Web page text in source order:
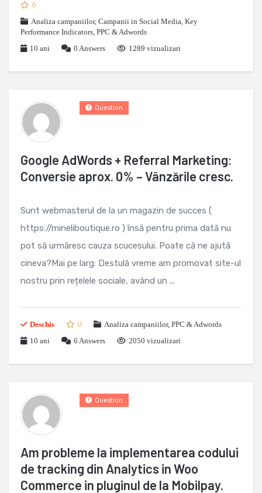
0
Analiza campaniilor, Campanii in Social Media, Key
Performance Indicators, PPC & Adwords
10 ani
0 Answers 1289 vizualizari
Google AdWords + Referral Marketing:
Conversie aprox. 0% – Vânzările cresc.
Question
Sunt webmasterul de la un magazin de succes (
https://mineliboutique.ro ) însă pentru prima dată nu
pot să urmăresc cauza scucesului. Poate că ne ajută
cineva?Mai pe larg: Destulă vreme am promovat site-ul
nostru prin rețelele sociale, având un ...
Deschis 0 Analiza campaniilor, PPC & Adwords
10 ani
6 Answers 2050 vizualizari
Am probleme la implementarea codului
de tracking din Analytics in Woo
Commerce in pluginul de la Mobilpay.
Question